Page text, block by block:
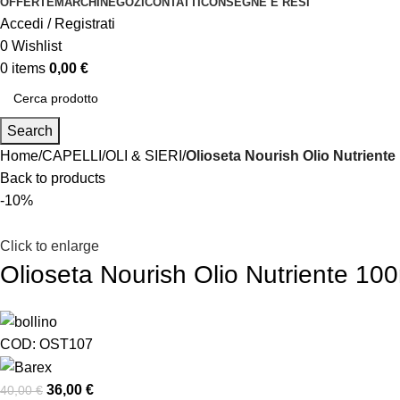
Accedi / Registrati
0 Wishlist
0 items 0,00 €
Search
Home CAPELLI OLI & SIERI Olioseta Nourish Olio Nutriente
Back to products
-10%
Click to enlarge
Olioseta Nourish Olio Nutriente
COD: OST107
40,00€ 36,00 €